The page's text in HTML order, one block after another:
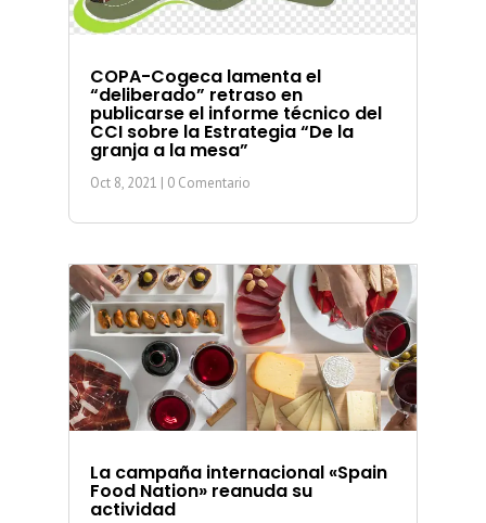
COPA-Cogeca lamenta el
“deliberado” retraso en
publicarse el informe técnico del
CCI sobre la Estrategia “De la
granja a la mesa”
Oct 8, 2021 | 0 Comentario
La campaña internacional «Spain
Food Nation» reanuda su
actividad